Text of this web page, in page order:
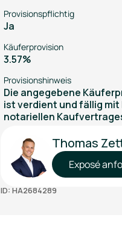
Provisionspflichtig
Ja
Käuferprovision
3.57%
Provisionshinweis
Die angegebene
ist verdient und fällig mit
notariellen
Thomas
Exposé
ID: HA2684289